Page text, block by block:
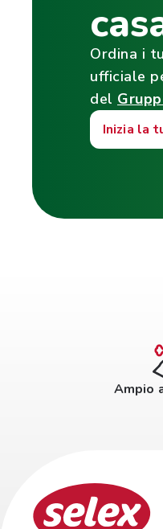
Ordina i
ufficiale
del
Inizia la
Ampio